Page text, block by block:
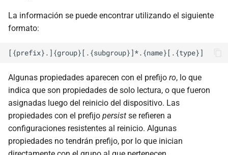
La información se puede encontrar utilizando el siguiente
formato:
Algunas propiedades aparecen con el prefijo ro, lo que
indica que son propiedades de solo lectura, o que fueron
asignadas luego del reinicio del dispositivo. Las
propiedades con el prefijo persist se refieren a
configuraciones resistentes al reinicio. Algunas
propiedades no tendrán prefijo, por lo que inician